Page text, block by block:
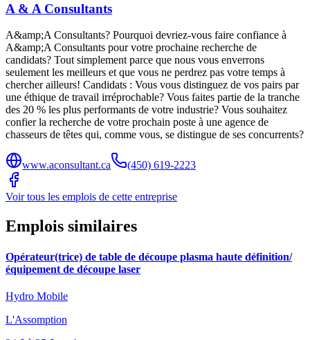
A & A Consultants
A&amp;A Consultants? Pourquoi devriez-vous faire confiance à
A&amp;A Consultants pour votre prochaine recherche de
candidats? Tout simplement parce que nous vous enverrons
seulement les meilleurs et que vous ne perdrez pas votre temps à
chercher ailleurs! Candidats : Vous vous distinguez de vos pairs par
une éthique de travail irréprochable? Vous faites partie de la tranche
des 20 % les plus performants de votre industrie? Vous souhaitez
confier la recherche de votre prochain poste à une agence de
chasseurs de têtes qui, comme vous, se distingue de ses concurrents?
www.aconsultant.ca (450) 619-2223
Voir tous les emplois de cette entreprise
Emplois similaires
Opérateur(trice) de table de découpe plasma haute définition/
équipement de découpe laser
Hydro Mobile
L'Assomption